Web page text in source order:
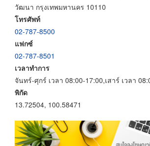
วัฒนา กรุงเทพมหานคร 10110
โทรศัพท์
02-787-8500
แฟกซ์
02-787-8501
เวลาทำการ
จันทร์-ศุกร์ เวลา 08:00-17:00,เสาร์ เวลา
พิกัด
13.72504, 100.58471